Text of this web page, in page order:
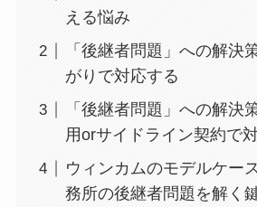
える悩み
「後継者問題」への解
がりで対応する
「後継者問題」への解
用orサイドライン契約で対
ウィンカムのモデルケー
務所の後継者問題を解く